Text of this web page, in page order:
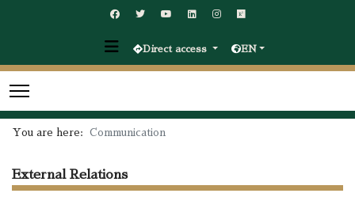
Direct access EN
You are here: Communication
External Relations